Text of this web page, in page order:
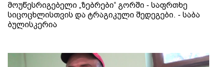
მოუწესრიგებელი „ზებრები“ გორში - საფრთხე
სიცოცხლისთვის და ტრაგიკული შედეგები. - საბა
ბულისკერია